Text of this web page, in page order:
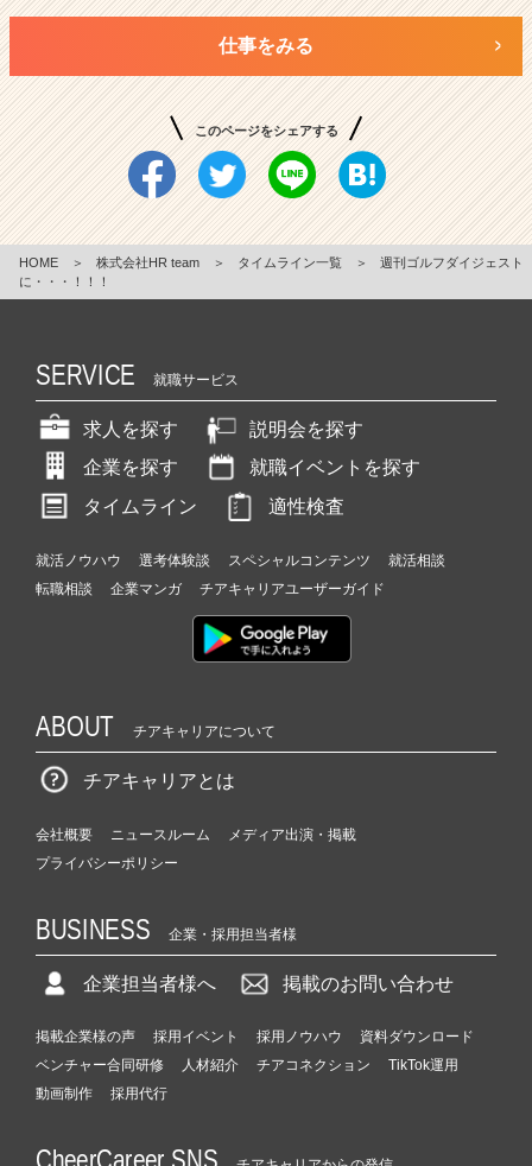
仕事をみる
このページをシェアする
HOME ＞ 株式会社HR team ＞ タイムライン一覧 ＞
週刊ゴルフダイジェスト
に・・・！！！
SERVICE 就職サービス
求人を探す
説明会を探す
企業を探す
就職イベントを探す
タイムライン
適性検査
就活ノウハウ 選考体験談 スペシャルコンテンツ
就活相談
転職相談
企業マンガ チアキャリアユーザーガイド
ABOUT チアキャリアについて
チアキャリアとは
会社概要 ニュースルーム
メディア出演・掲載
プライバシーポリシー
BUSINESS 企業・採用担当者様
企業担当者様へ 掲載のお問い合わせ
掲載企業様の声 採用イベント 採用ノウハウ
資料ダウンロード
ベンチャー合同研修
人材紹介 チアコネクション
TikTok運用
動画制作
採用代行